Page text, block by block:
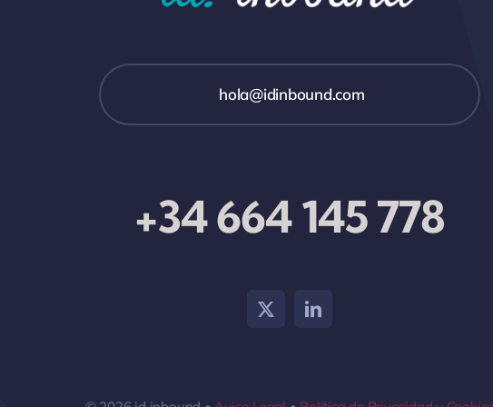
hola@idinbound.com
+34 664 145 778